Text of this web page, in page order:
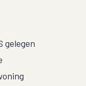
gelegen